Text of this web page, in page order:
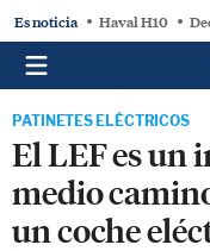
Es noticia Haval H10
PATINETES ELÉCTRICOS
El LEF es un
medio
un coche